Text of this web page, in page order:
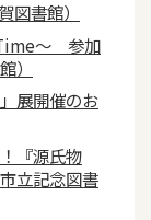
図書館）
～ 参加
）
展開催のお
『源氏物
立記念図書